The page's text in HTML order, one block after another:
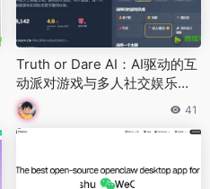
Truth or Dare AI：AI驱动的互
动派对游戏与多人社交娱乐平
台
41